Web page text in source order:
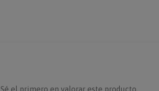
Sé el primero en valorar este producto.